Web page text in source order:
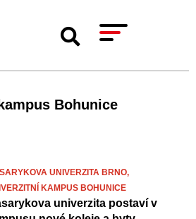
Bohunice
UNIVERZITA BRNO,
KAMPUS BOHUNICE
univerzita postaví v